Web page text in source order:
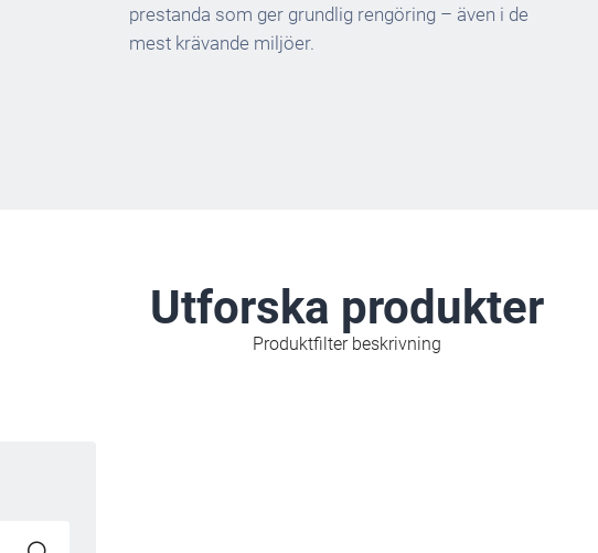
prestanda som ger grundlig rengöring – även i de
mest krävande miljöer.
Utforska produkter
Produktfilter beskrivning